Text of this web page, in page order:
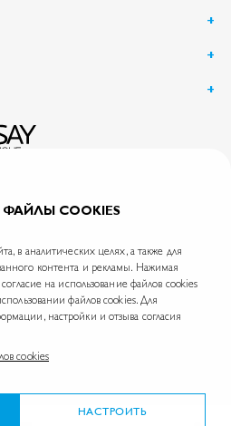
Тверской, пл. Тверская Застава, дом 4
технологии.
персональных данныхКарта сайта
COOKIES
в аналитических целях, а также для
контента и рекламы. Нажимая
на использование файлов cookies
файлов cookies. Для
настройки и отзыва согласия
cookies
НАСТРОИТЬ